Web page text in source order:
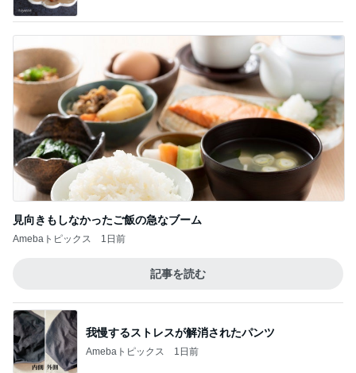
見向きもしなかったご飯の急なブーム
Amebaトピックス 1日前
記事を読む
我慢するストレスが解消されたパンツ
Amebaトピックス 1日前